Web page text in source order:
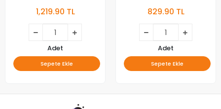
Lambası
1,219.90 TL
Adet
Sepete Ekle
829.90 TL
Adet
Sepete Ekle